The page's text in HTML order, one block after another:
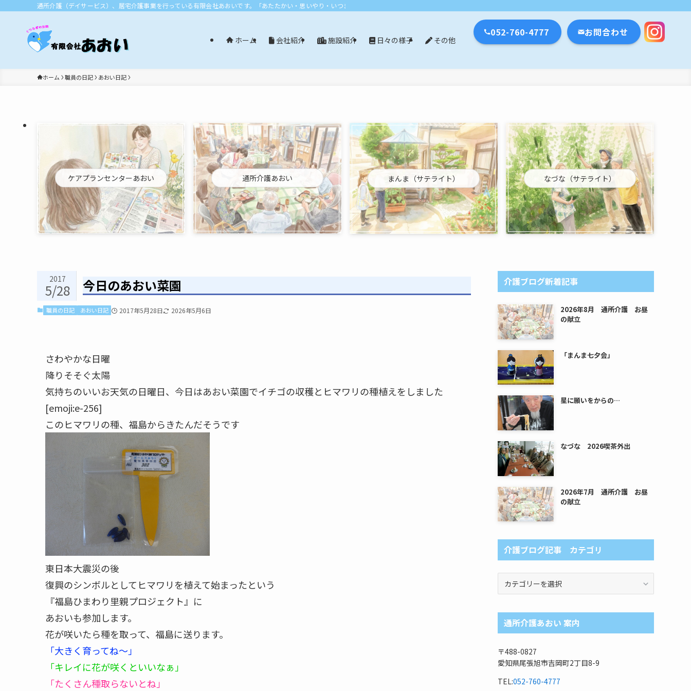
通所介護（デイサービス）、居宅介護事業を行っている有限会社あおいです。「あたたかい・思いやり・いつまでも」エリア：尾張旭市・長久手市・瀬戸市・名古屋市
ホーム 会社紹介 施設紹介 日々の様子 その他
052-760-4777 お問合わせ
ホーム 職員の日記 あおい日記
ケアプランセンターあおい 通所介護あおい まんま（サテライト） なづな（サテライト）
今日のあおい菜園
2017
5/28
職員の日記 あおい日記 2017年5月28日 2026年5月6日
さわやかな日曜
降りそそぐ太陽
気持ちのいいお天気の日曜日、今日はあおい菜園でイチゴの収穫とヒマワリの種植えをしました
[emoji:e-256]
このヒマワリの種、福島からきたんだそうです
東日本大震災の後
復興のシンボルとしてヒマワリを植えて始まったという
『福島ひまわり里親プロジェクト』に
あおいも参加します。
花が咲いたら種を取って、福島に送ります。
「大きく育ってね～」
「キレイに花が咲くといいなぁ」
「たくさん種取らないとね」
介護ブログ新着記事
2026年8月 通所介護 お昼
の献立
「まんま七夕会」
星に願いをからの…
なづな 2026喫茶外出
2026年7月 通所介護 お昼
の献立
介護ブログ記事 カテゴリ
ロ
グ
記
カ
テ
ゴ
通所介護あおい 案内
〒488-0827
愛知県尾張旭市吉岡町2丁目8-9
TEL:052-760-4777